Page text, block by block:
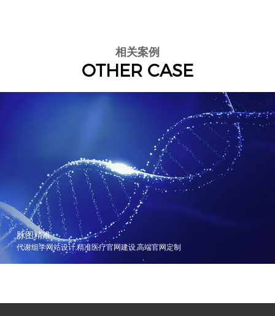
相关案例
OTHER CASE
脉图精准
代谢组学网站设计,精准医疗官网建设,高端官网定制